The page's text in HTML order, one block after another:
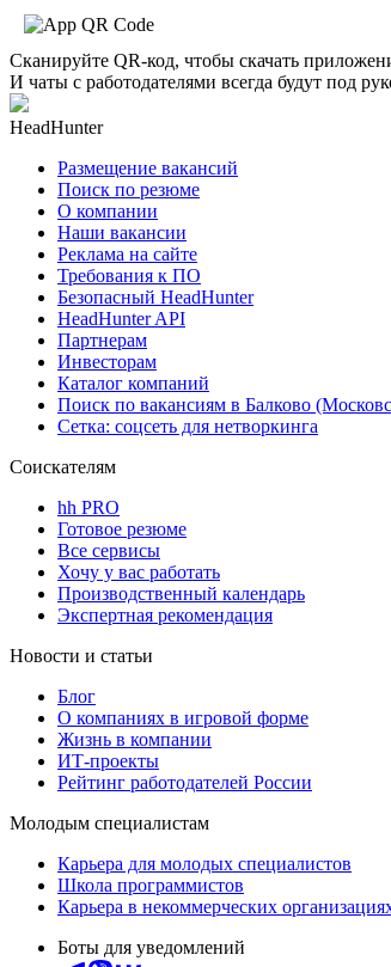
Сканируйте QR-код, чтобы скачать
И чаты с работодателями всегда будут под
HeadHunter
Размещение вакансий
Поиск по резюме
О компании
Наши вакансии
Реклама на сайте
Требования к ПО
Безопасный HeadHunter
HeadHunter API
Партнерам
Инвесторам
Каталог компаний
Поиск по вакансиям в Балково
Сетка: соцсеть для нетворкинга
Соискателям
hh PRO
Готовое резюме
Все сервисы
Хочу у вас работать
Производственный календарь
Экспертная рекомендация
Новости и статьи
Блог
О компаниях в игровой форме
Жизнь в компании
ИТ-проекты
Рейтинг работодателей России
Молодым специалистам
Карьера для молодых специалистов
Школа программистов
Карьера в некоммерческих
Боты для уведомлений